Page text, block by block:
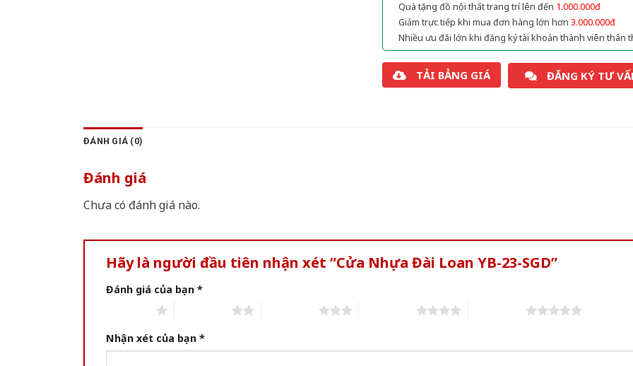
Quà tặng đồ nội thất trang trí lên đến 1.000.000đ
Giảm trực tiếp khi mua đơn hàng lớn hơn 3.000.000đ
Nhiều ưu đãi lớn khi đăng ký tài khoản thành viên thân
TẢI BẢNG GIÁ ĐĂNG KÝ TƯ
ĐÁNH GIÁ (0)
Đánh giá
Chưa có đánh giá nào.
Hãy là người đầu tiên nhận xét “Cửa Nhựa Đài Loan YB-23-SGD”
Đánh giá của bạn *
Nhận xét của bạn *